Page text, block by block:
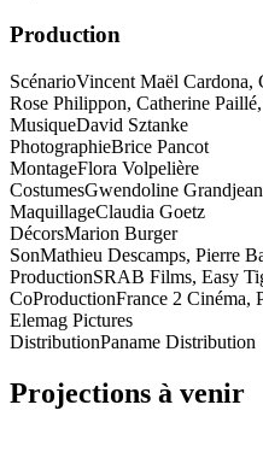
Production
ScénarioVincent Maël Cardona,
Rose Philippon, Catherine
MusiqueDavid Sztanke
PhotographieBrice Pancot
MontageFlora Volpelière
CostumesGwendoline Grandjean
MaquillageClaudia Goetz
DécorsMarion Burger
SonMathieu Descamps, Pierre
ProductionSRAB Films, Easy
CoProductionFrance 2 Cinéma,
Elemag Pictures
DistributionPaname Distribution
Projections à venir